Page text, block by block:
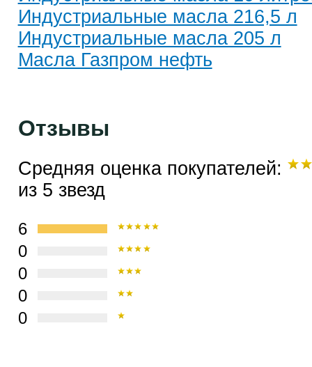
Индустриальные масла 216,5 л
Индустриальные масла 205 л
Масла Газпром нефть
Отзывы
Средняя оценка покупателей:
из 5 звезд
6
0
0
0
0